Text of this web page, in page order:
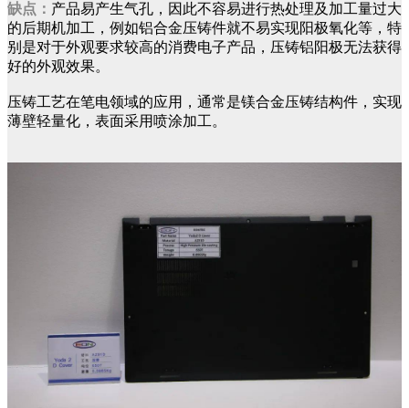
缺点： 产品易产生气孔，因此不容易进行热处理及加工量过大
的后期机加工，例如铝合金压铸件就不易实现阳极氧化等，特
别是对于外观要求较高的消费电子产品，压铸铝阳极无法获得
好的外观效果。
压铸工艺在笔电领域的应用，通常是镁合金压铸结构件，实现
薄壁轻量化，表面采用喷涂加工。